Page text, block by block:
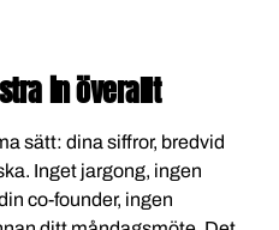
in överallt
sätt: dina siffror, bredvid
Inget jargong, ingen
co-founder, ingen